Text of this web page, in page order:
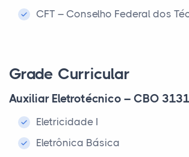
CFT – Conselho Federal dos
Grade Curricular
Auxiliar Eletrotécnico – CBO
Eletricidade I
Eletrônica Básica